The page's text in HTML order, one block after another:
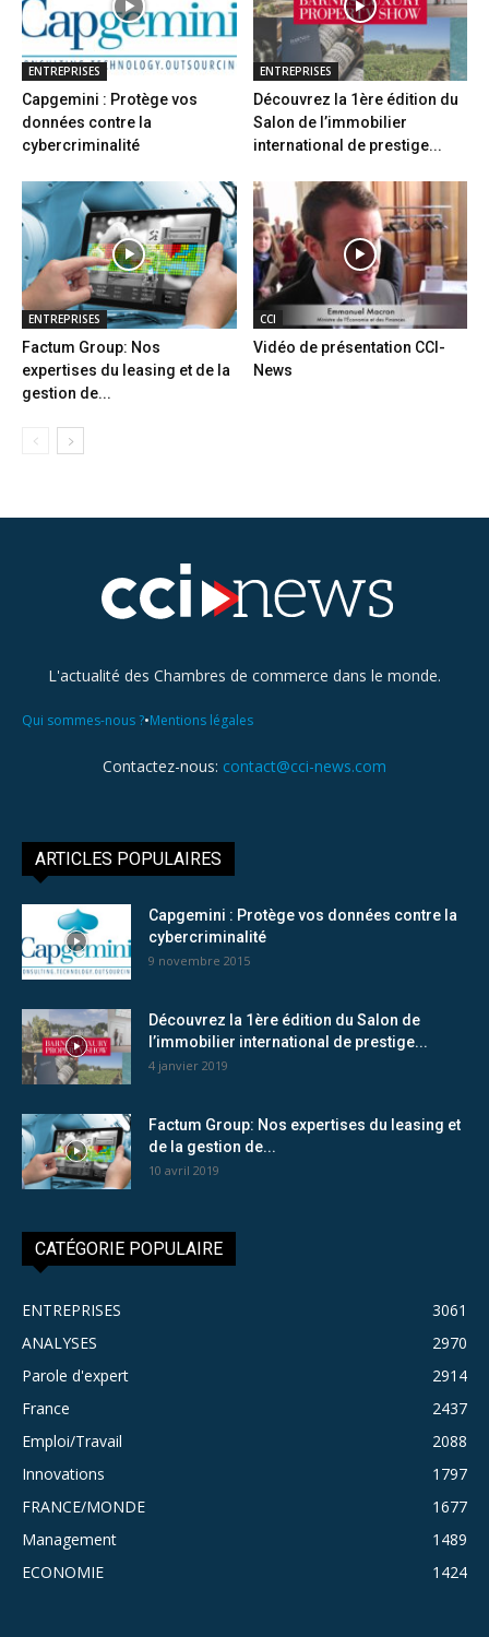
ENTREPRISES
Capgemini : Protège vos
données contre la
cybercriminalité
ENTREPRISES
Découvrez la 1ère édition du
Salon de l’immobilier
international de prestige...
ENTREPRISES
Factum Group: Nos
expertises du leasing et de la
gestion de...
CCI
Vidéo de présentation CCI-
News
L'actualité des Chambres de commerce dans le monde.
Qui sommes-nous ?•Mentions légales
Contactez-nous: contact@cci-news.com
ARTICLES POPULAIRES
Capgemini : Protège vos données contre la
cybercriminalité
9 novembre 2015
Découvrez la 1ère édition du Salon de
l’immobilier international de prestige...
4 janvier 2019
Factum Group: Nos expertises du leasing et
de la gestion de...
10 avril 2019
CATÉGORIE POPULAIRE
ENTREPRISES
3061
ANALYSES
2970
Parole d'expert
2914
France
2437
Emploi/Travail
2088
Innovations
1797
FRANCE/MONDE
1677
Management
1489
ECONOMIE
1424